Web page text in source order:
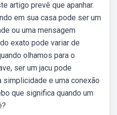
artigo prevê que apanhar.
em sua casa pode ser um
ou uma mensagem
exato pode variar de
olhamos para o
ser um jacu pode
simplicidade e uma conexão
que significa quando um